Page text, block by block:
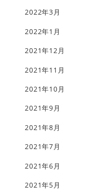
2022年3月
2022年1月
2021年12月
2021年11月
2021年10月
2021年9月
2021年8月
2021年7月
2021年6月
2021年5月